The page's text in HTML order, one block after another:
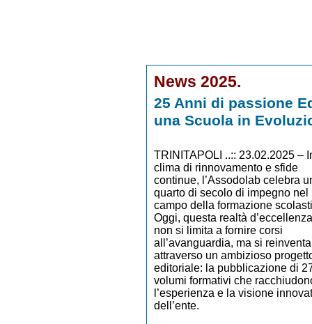
News 2025.
25 Anni di passione
una Scuola in
TRINITAPOLI ..:: 23.02.2025 –
clima di rinnovamento e sfide
continue, l’Assodolab celebra
quarto di secolo di impegno nel
campo della formazione
Oggi, questa realtà d’eccellenza
non si limita a fornire corsi
all’avanguardia, ma si reinventa
attraverso un ambizioso
editoriale: la pubblicazione di
volumi formativi che
l’esperienza e la visione
dell’ente.